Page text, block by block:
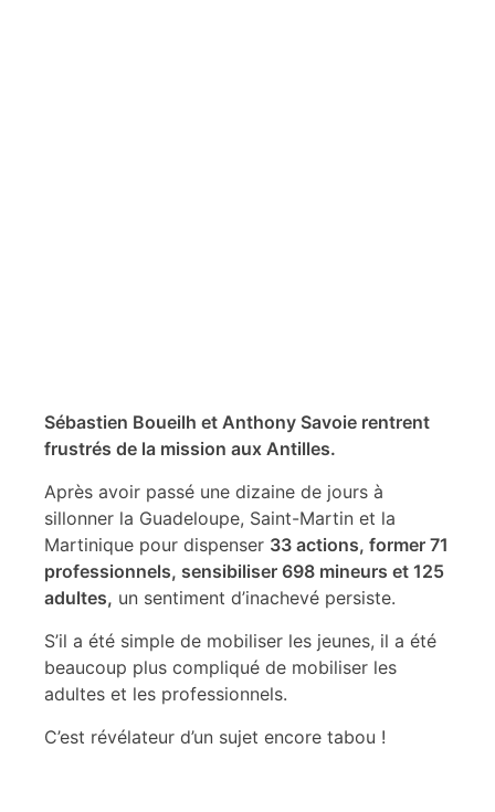
Sébastien Boueilh et Anthony Savoie rentrent
frustrés de la mission aux Antilles.
Après avoir passé une dizaine de jours à
sillonner la Guadeloupe, Saint-Martin et la
Martinique pour dispenser 33 actions, former 71
professionnels, sensibiliser 698 mineurs et 125
adultes, un sentiment d’inachevé persiste.
S’il a été simple de mobiliser les jeunes, il a été
beaucoup plus compliqué de mobiliser les
adultes et les professionnels.
C’est révélateur d’un sujet encore tabou !